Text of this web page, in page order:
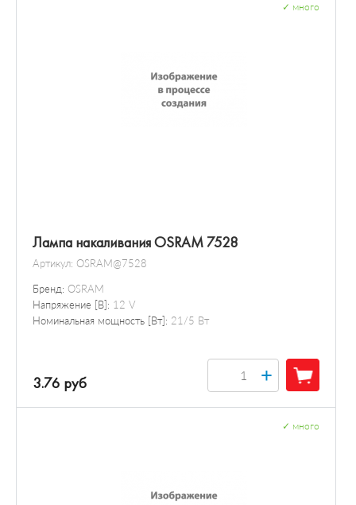
Лампа накаливания OSRAM 7528
Артикул: OSRAM@7528
Бренд: OSRAM
Напряжение [В]: 12 V
Номинальная мощность [Вт]: 21/5 Вт
много
3.76 руб +
много